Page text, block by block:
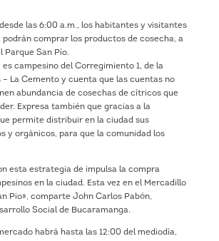
las 6:00 a.m., los habitantes y visitantes
podrán comprar los productos de cosecha, a
Parque San Pío.
es campesino del Corregimiento 1, de la
– La Cemento y cuenta que las cuentas no
abundancia de cosechas de cítricos que
Expresa también que gracias a la
permite distribuir en la ciudad sus
y orgánicos, para que la comunidad los
esta estrategia de impulsa la compra
en la ciudad. Esta vez en el Mercadillo
Pio», comparte John Carlos Pabón,
Social de Bucaramanga.
habrá hasta las 12:00 del mediodía,